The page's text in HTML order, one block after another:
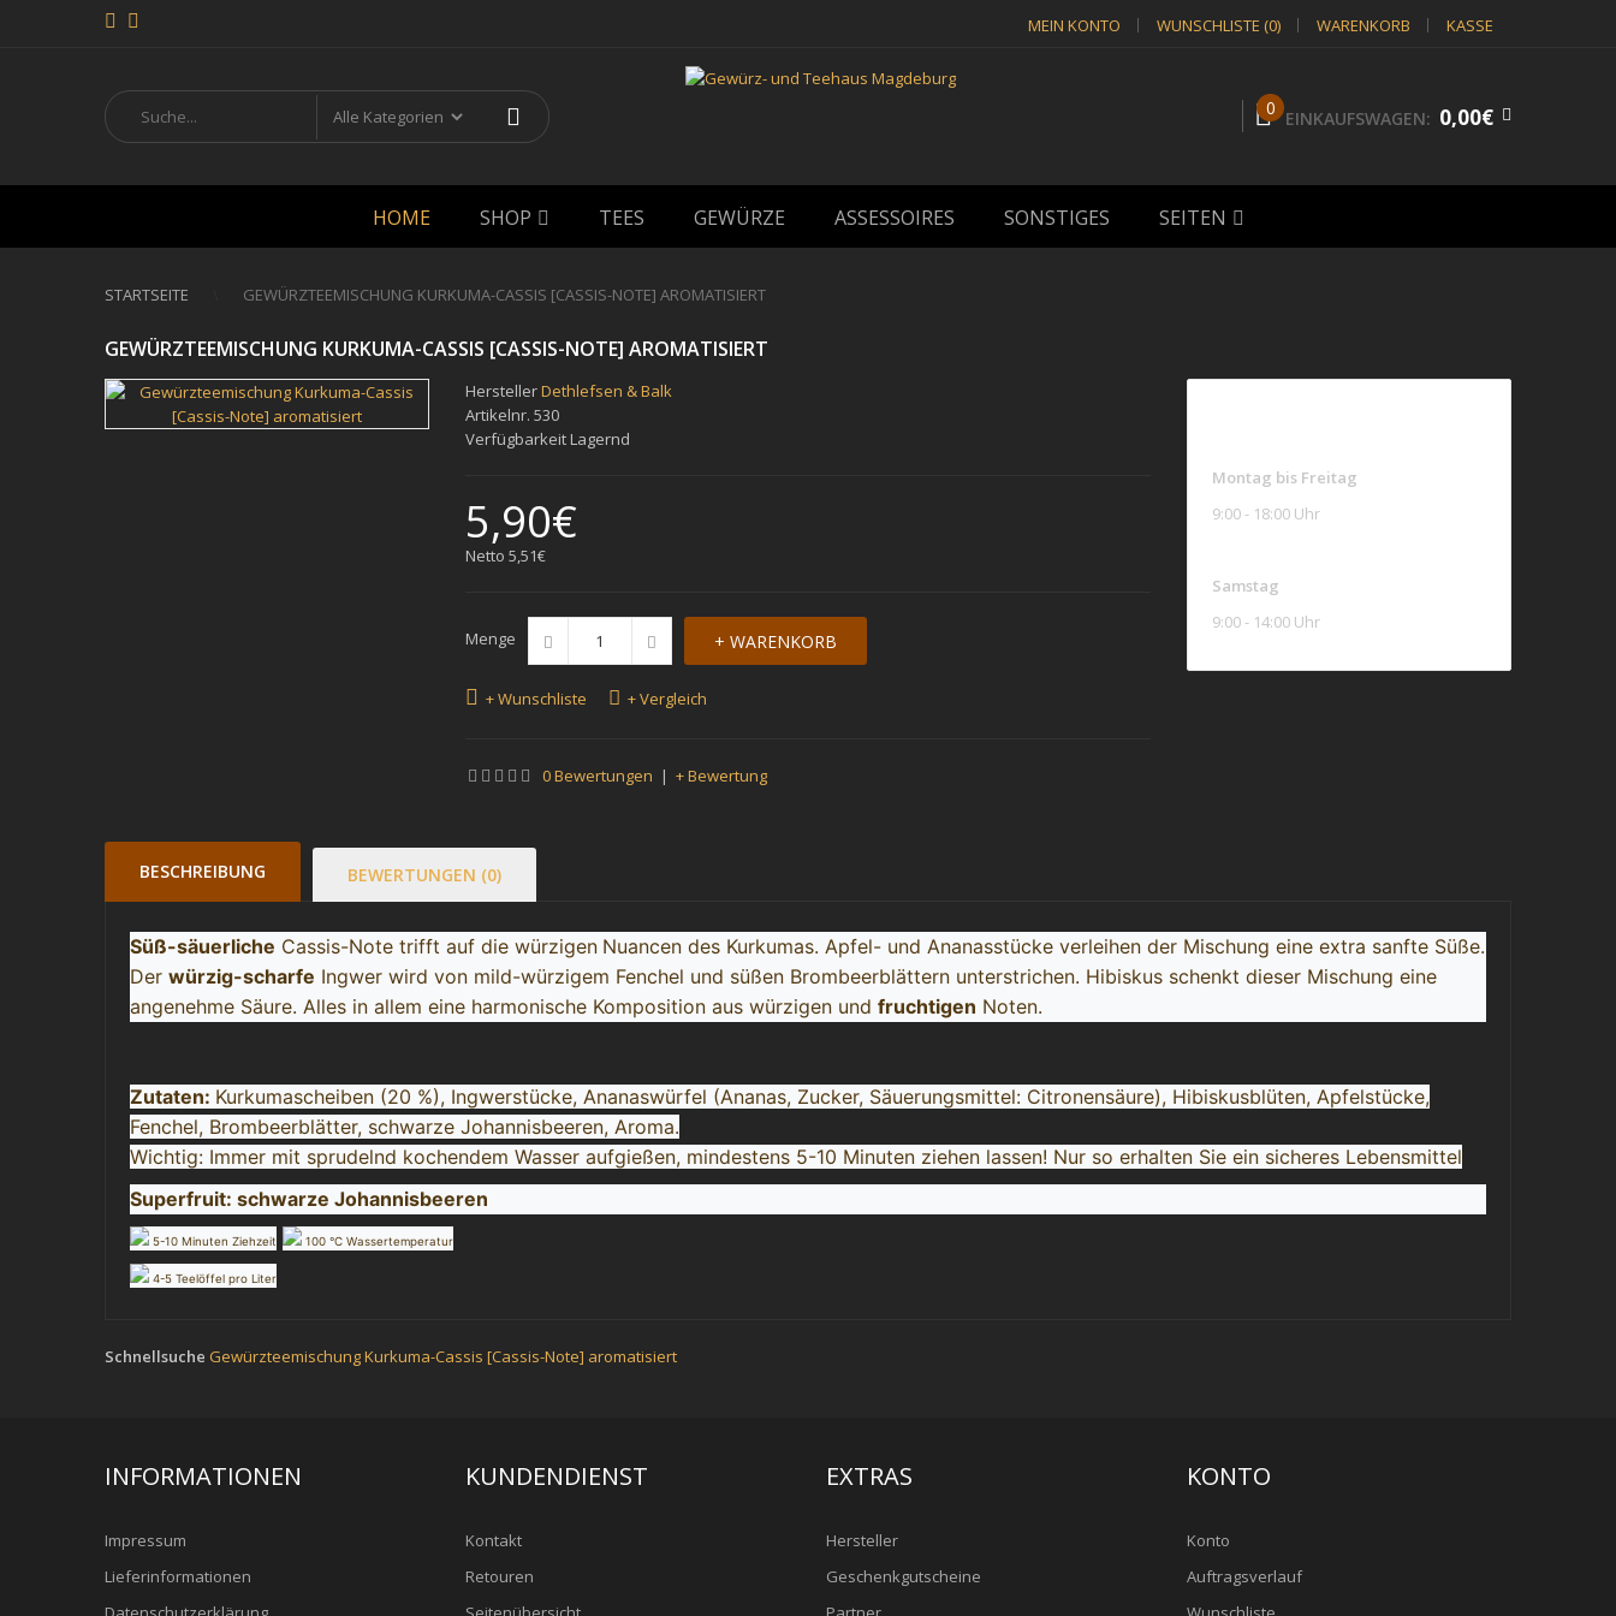
MEIN KONTO WUNSCHLISTE (0) WARENKORB KASSE
0 EINKAUFSWAGEN: 0,00€
HOME SHOP TEES GEWÜRZE ASSESSOIRES SONSTIGES SEITEN
STARTSEITE GEWÜRZTEEMISCHUNG KURKUMA-CASSIS [CASSIS-NOTE] AROMATISIERT
GEWÜRZTEEMISCHUNG KURKUMA-CASSIS [CASSIS-NOTE] AROMATISIERT
HerstellerDethlefsen & Balk
Artikelnr. 530
VerfügbarkeitLagernd
5,90€
Netto 5,51€
Menge
+ Wunschliste + Vergleich
0 Bewertungen | + Bewertung
Montag bis Freitag
9:00 - 18:00 Uhr
Samstag
9:00 - 14:00 Uhr
BESCHREIBUNG BEWERTUNGEN (0)
Süß-säuerliche Cassis-Note trifft auf die würzigen Nuancen des Kurkumas. Apfel- und Ananasstücke verleihen der Mischung eine extra sanfte Süße.
Der würzig-scharfe Ingwer wird von mild-würzigem Fenchel und süßen Brombeerblättern unterstrichen. Hibiskus schenkt dieser Mischung eine
angenehme Säure. Alles in allem eine harmonische Komposition aus würzigen und fruchtigen Noten.
Zutaten: Kurkumascheiben (20 %), Ingwerstücke, Ananaswürfel (Ananas, Zucker, Säuerungsmittel: Citronensäure), Hibiskusblüten, Apfelstücke,
Fenchel, Brombeerblätter, schwarze Johannisbeeren, Aroma.
Wichtig: Immer mit sprudelnd kochendem Wasser aufgießen, mindestens 5-10 Minuten ziehen lassen! Nur so erhalten Sie ein sicheres Lebensmittel
Superfruit: schwarze Johannisbeeren
5-10 Minuten Ziehzeit 100 °C Wassertemperatur
4-5 Teelöffel pro Liter
Schnellsuche Gewürzteemischung Kurkuma-Cassis [Cassis-Note] aromatisiert
INFORMATIONEN
Impressum
Lieferinformationen
KUNDENDIENST
Kontakt
Retouren
EXTRAS
Hersteller
Geschenkgutscheine
KONTO
Konto
Auftragsverlauf